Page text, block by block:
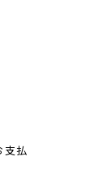
支払